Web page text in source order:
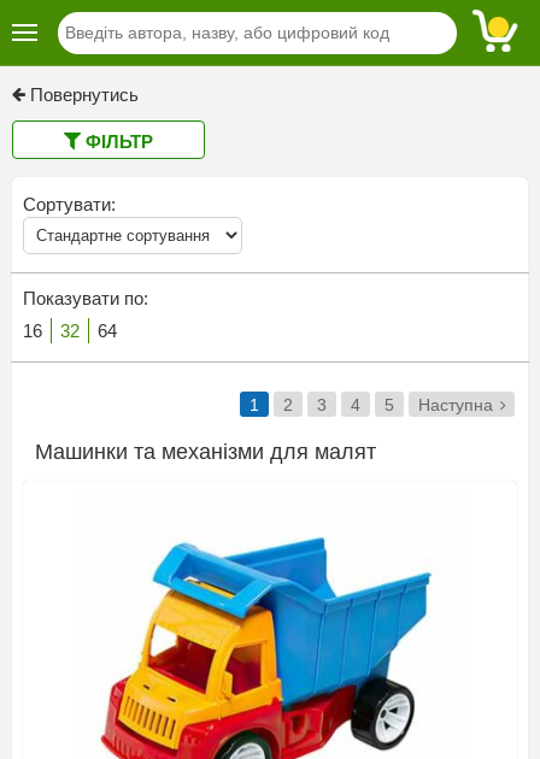
Повернутись
ФІЛЬТР
Сортувати:
Показувати по:
16
32 64
1 2 3 4 5 Наступна
Машинки та механізми для малят